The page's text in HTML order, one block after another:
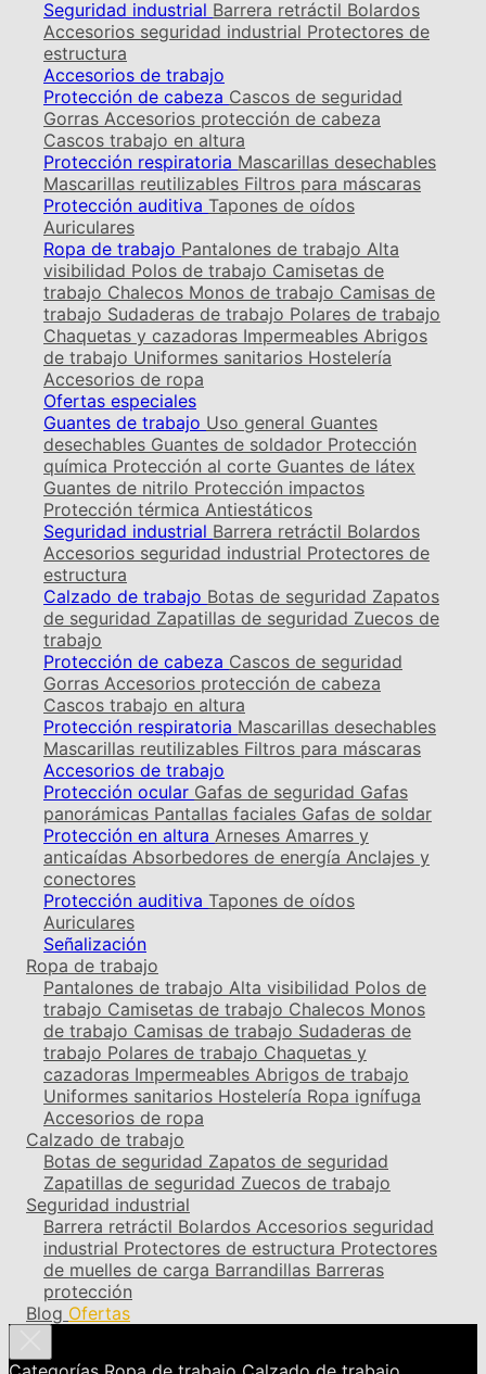
Seguridad industrial Barrera retráctil Bolardos
Accesorios seguridad industrial Protectores de
estructura
Accesorios de trabajo
Protección de cabeza Cascos de seguridad
Gorras Accesorios protección de cabeza
Cascos trabajo en altura
Protección respiratoria Mascarillas desechables
Mascarillas reutilizables Filtros para máscaras
Protección auditiva Tapones de oídos
Auriculares
Ropa de trabajo Pantalones de trabajo Alta
visibilidad Polos de trabajo Camisetas de
trabajo Chalecos Monos de trabajo Camisas de
trabajo Sudaderas de trabajo Polares de trabajo
Chaquetas y cazadoras Impermeables Abrigos
de trabajo Uniformes sanitarios Hostelería
Accesorios de ropa
Ofertas especiales
Guantes de trabajo Uso general Guantes
desechables Guantes de soldador Protección
química Protección al corte Guantes de látex
Guantes de nitrilo Protección impactos
Protección térmica Antiestáticos
Seguridad industrial Barrera retráctil Bolardos
Accesorios seguridad industrial Protectores de
estructura
Calzado de trabajo Botas de seguridad Zapatos
de seguridad Zapatillas de seguridad Zuecos de
trabajo
Protección de cabeza Cascos de seguridad
Gorras Accesorios protección de cabeza
Cascos trabajo en altura
Protección respiratoria Mascarillas desechables
Mascarillas reutilizables Filtros para máscaras
Accesorios de trabajo
Protección ocular Gafas de seguridad Gafas
panorámicas Pantallas faciales Gafas de soldar
Protección en altura Arneses Amarres y
anticaídas Absorbedores de energía Anclajes y
conectores
Protección auditiva Tapones de oídos
Auriculares
Señalización
Ropa de trabajo
Pantalones de trabajo Alta visibilidad Polos de
trabajo Camisetas de trabajo Chalecos Monos
de trabajo Camisas de trabajo Sudaderas de
trabajo Polares de trabajo Chaquetas y
cazadoras Impermeables Abrigos de trabajo
Uniformes sanitarios Hostelería Ropa ignífuga
Accesorios de ropa
Calzado de trabajo
Botas de seguridad Zapatos de seguridad
Zapatillas de seguridad Zuecos de trabajo
Seguridad industrial
Barrera retráctil Bolardos Accesorios seguridad
industrial Protectores de estructura Protectores
de muelles de carga Barrandillas Barreras
protección
Blog Ofertas